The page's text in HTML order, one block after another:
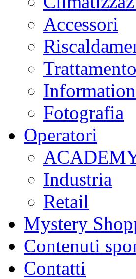
Accessori
Fotografia
Operatori
Industria
Retail
Mystery
Contenuti
Contatti